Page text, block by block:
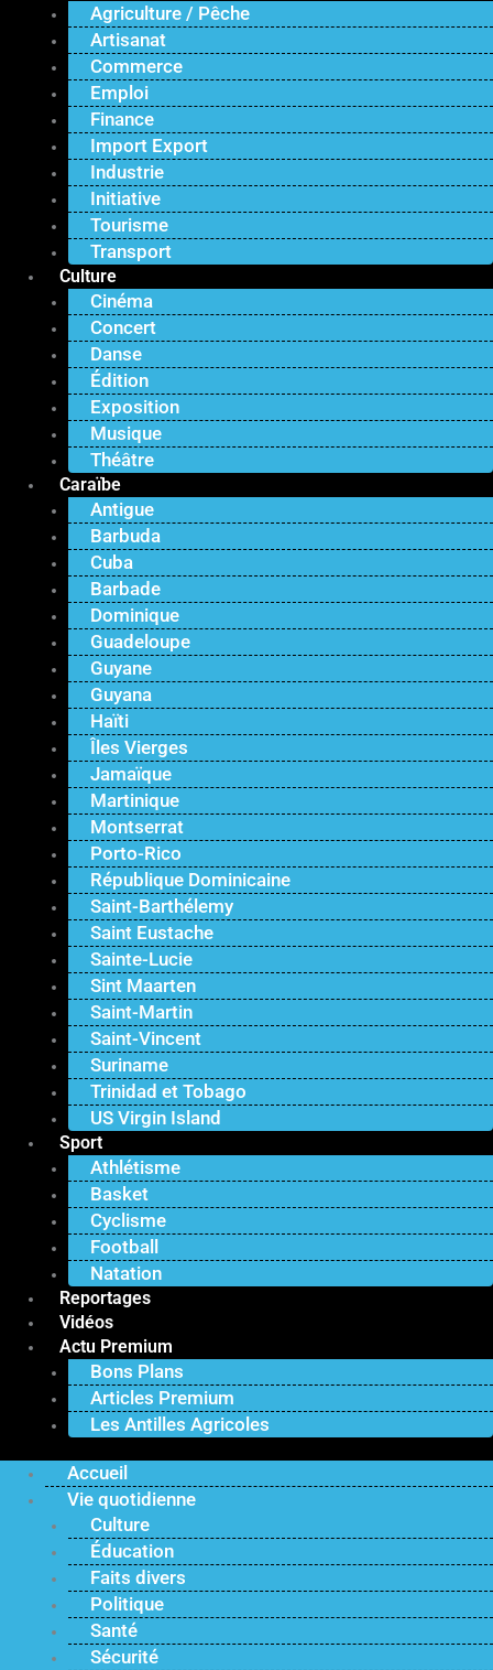
Agriculture / Pêche
Artisanat
Commerce
Emploi
Finance
Import Export
Industrie
Initiative
Tourisme
Transport
Culture
Cinéma
Concert
Danse
Édition
Exposition
Musique
Théâtre
Caraïbe
Antigue
Barbuda
Cuba
Barbade
Dominique
Guadeloupe
Guyane
Guyana
Haïti
Îles Vierges
Jamaïque
Martinique
Montserrat
Porto-Rico
République Dominicaine
Saint-Barthélemy
Saint Eustache
Sainte-Lucie
Sint Maarten
Saint-Martin
Saint-Vincent
Suriname
Trinidad et Tobago
US Virgin Island
Sport
Athlétisme
Basket
Cyclisme
Football
Natation
Reportages
Vidéos
Actu Premium
Bons Plans
Articles Premium
Les Antilles Agricoles
Accueil
Vie quotidienne
Culture
Éducation
Faits divers
Politique
Santé
Sécurité